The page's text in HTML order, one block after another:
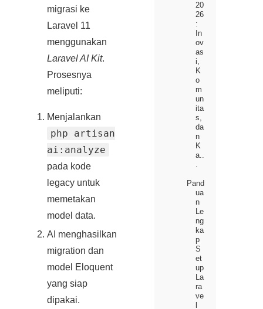
migrasi ke
Laravel 11
menggunakan
Laravel AI Kit.
Prosesnya
meliputi:
Menjalankan
php artisan
ai:analyze
pada kode
legacy untuk
memetakan
model data.
AI menghasilkan
migration dan
model Eloquent
yang siap
dipakai.
20
26
:
In
ov
as
i,
K
o
m
un
ita
s,
da
n
K
a..
.
Pand
ua
n
Le
ng
ka
p
S
et
up
La
ra
ve